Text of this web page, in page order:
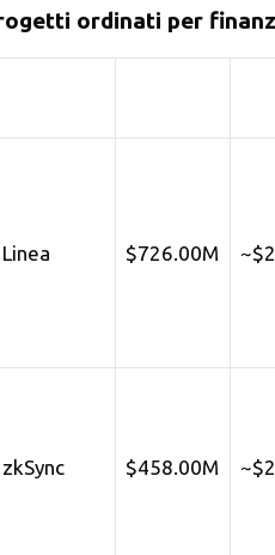
ordinati per
Linea $726.00M
zkSync $458.00M